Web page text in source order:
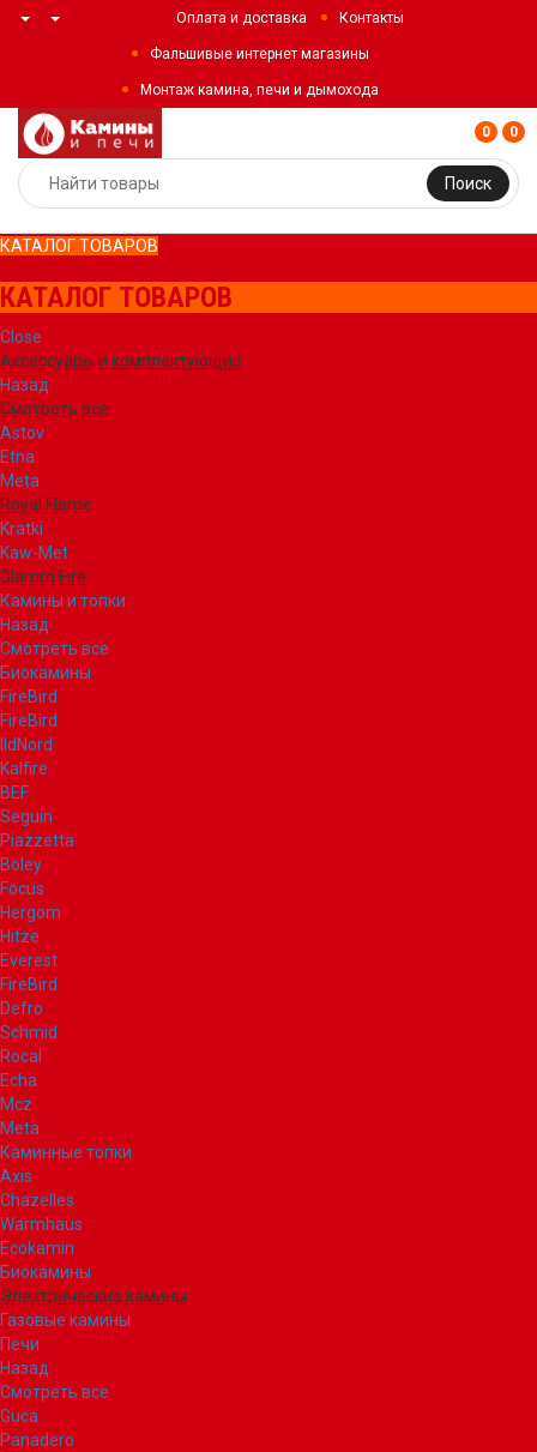
Оплата и доставка Контакты
Фальшивые интернет магазины
Монтаж камина, печи и дымохода
Поиск
0 0
КАТАЛОГ ТОВАРОВ
КАТАЛОГ ТОВАРОВ
Close
Аксессуары и комплектующие
Назад
Смотреть все
Astov
Etna
Meta
Royal Flame
Kratki
Kaw-Met
Glamm Fire
Камины и топки
Назад
Смотреть все
Биокамины
FireBird
FireBird
IldNord
Kalfire
BEF
Seguin
Piazzetta
Boley
Focus
Hergom
Hitze
Everest
FireBird
Defro
Schmid
Rocal
Echa
Mcz
Meta
Каминные топки
Axis
Chazelles
Warmhaus
Ecokamin
Биокамины
Электрические камины
Газовые камины
Печи
Назад
Смотреть все
Guca
Panadero